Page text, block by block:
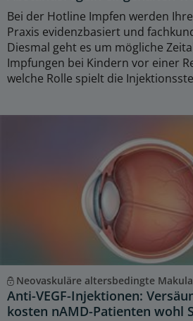
Bei der Hotline Impfen werden
Praxis evidenzbasiert und
Diesmal geht es um mögliche
Impfungen bei Kindern vor einer
welche Rolle spielt die
Neovaskuläre altersbedingte
Anti-VEGF-Injektionen:
kosten nAMD-Patienten wohl